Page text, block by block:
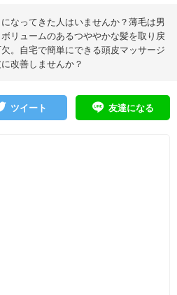
なってきた人はいませんか？薄毛は男
リュームのあるつややかな髪を取り戻
。自宅で簡単にできる頭皮マッサージ
改善しませんか？
ツイート 友達になる